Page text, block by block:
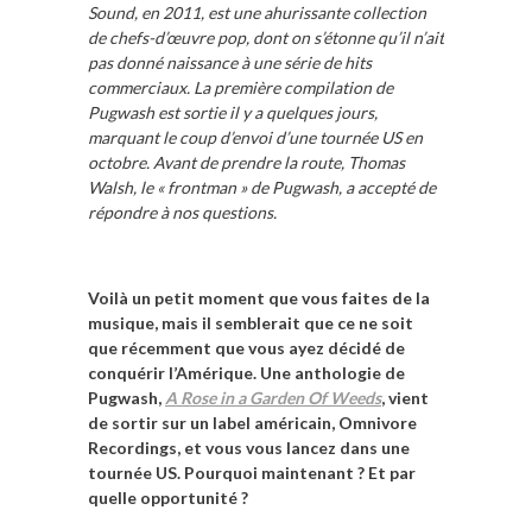
Sound, en 2011, est une ahurissante collection
de chefs-d’œuvre pop, dont on s’étonne qu’il n’ait
pas donné naissance à une série de hits
commerciaux. La première compilation de
Pugwash est sortie il y a quelques jours,
marquant le coup d’envoi d’une tournée US en
octobre. Avant de prendre la route, Thomas
Walsh, le « frontman » de Pugwash, a accepté de
répondre à nos questions.
Voilà un petit moment que vous faites de la
musique, mais il semblerait que ce ne soit
que récemment que vous ayez décidé de
conquérir l’Amérique. Une anthologie de
Pugwash, A Rose in a Garden Of Weeds, vient
de sortir sur un label américain, Omnivore
Recordings, et vous vous lancez dans une
tournée US. Pourquoi maintenant ? Et par
quelle opportunité ?